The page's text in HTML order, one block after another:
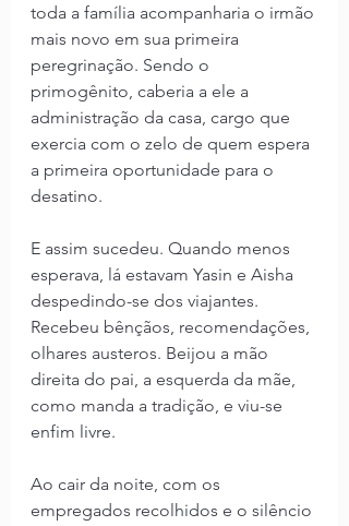
toda a família acompanharia o irmão
mais novo em sua primeira
peregrinação. Sendo o
primogênito, caberia a ele a
administração da casa, cargo que
exercia com o zelo de quem espera
a primeira oportunidade para o
desatino.
E assim sucedeu. Quando menos
esperava, lá estavam Yasin e Aisha
despedindo-se dos viajantes.
Recebeu bênçãos, recomendações,
olhares austeros. Beijou a mão
direita do pai, a esquerda da mãe,
como manda a tradição, e viu-se
enfim livre.
Ao cair da noite, com os
empregados recolhidos e o silêncio